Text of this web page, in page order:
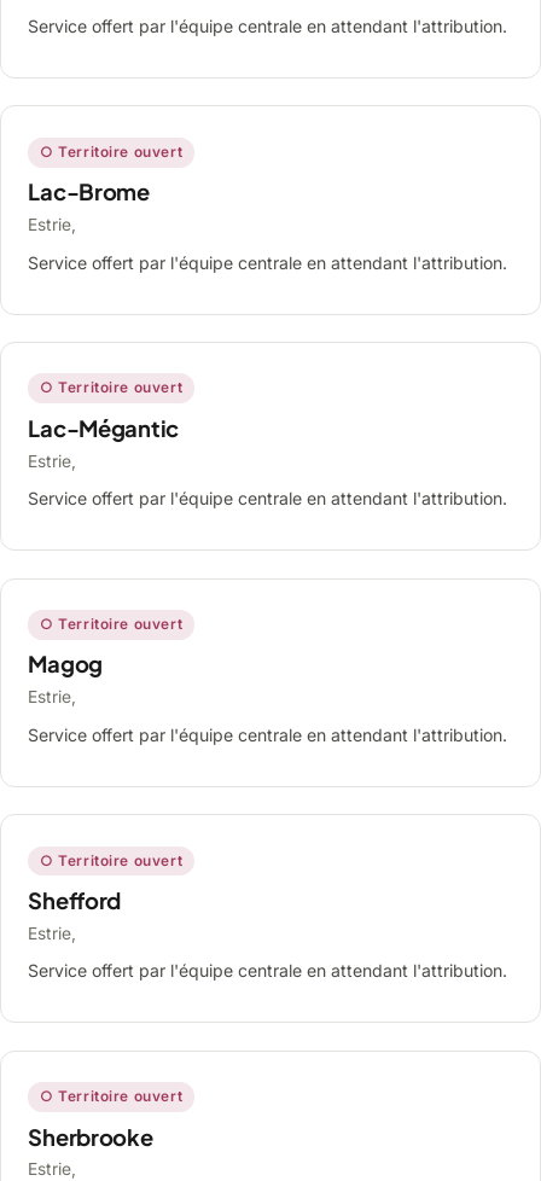
Service offert par l'équipe centrale en attendant l'attribution.
○ Territoire ouvert
Lac-Brome
Estrie,
Service offert par l'équipe centrale en attendant l'attribution.
○ Territoire ouvert
Lac-Mégantic
Estrie,
Service offert par l'équipe centrale en attendant l'attribution.
○ Territoire ouvert
Magog
Estrie,
Service offert par l'équipe centrale en attendant l'attribution.
○ Territoire ouvert
Shefford
Estrie,
Service offert par l'équipe centrale en attendant l'attribution.
○ Territoire ouvert
Sherbrooke
Estrie,